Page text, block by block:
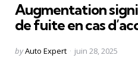
Augmentation
de fuite en cas
Posted
byAuto Expert juin 28, 2025